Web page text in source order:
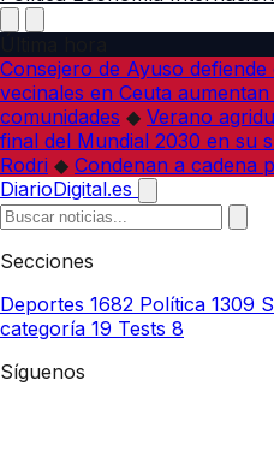
Consejero de Ayuso
vecinales en Ceuta
comunidades ◆ Verano
final del Mundial 2030 en su
Rodri ◆ Condenan a cadena
DiarioDigital.es
Secciones
Deportes 1682 Política 1309
categoría 19 Tests 8
Síguenos